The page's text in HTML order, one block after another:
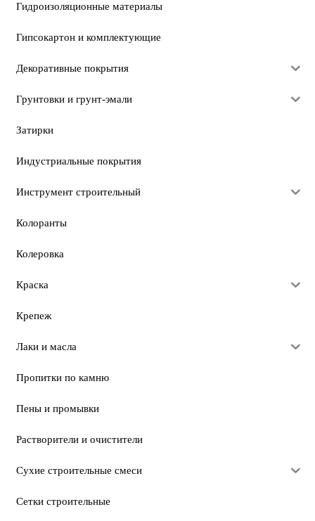
Гидроизоляционные материалы
Гипсокартон и комплектующие
Декоративные покрытия
Грунтовки и грунт-эмали
Затирки
Индустриальные покрытия
Инструмент строительный
Колоранты
Колеровка
Краска
Крепеж
Лаки и масла
Пропитки по камню
Пены и промывки
Растворители и очистители
Сухие строительные смеси
Сетки строительные